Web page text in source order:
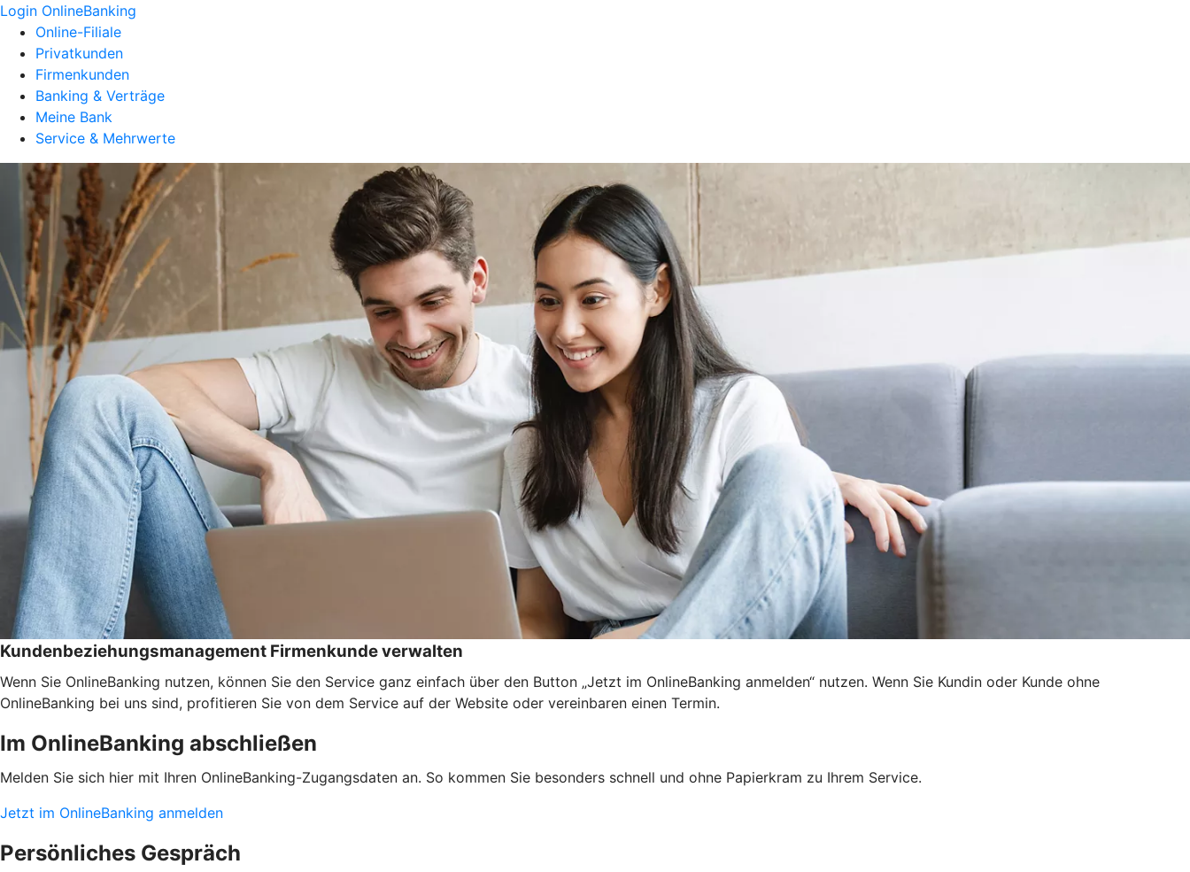
Login OnlineBanking
Online-Filiale
Privatkunden
Firmenkunden
Banking & Verträge
Meine Bank
Service & Mehrwerte
Kundenbeziehungsmanagement Firmenkunde verwalten
Wenn Sie OnlineBanking nutzen, können Sie den Service ganz einfach über den Button „Jetzt im OnlineBanking anmelden“ nutzen. Wenn Sie Kundin oder Kunde ohne
OnlineBanking bei uns sind, profitieren Sie von dem Service auf der Website oder vereinbaren einen Termin.
Im OnlineBanking abschließen
Melden Sie sich hier mit Ihren OnlineBanking-Zugangsdaten an. So kommen Sie besonders schnell und ohne Papierkram zu Ihrem Service.
Jetzt im OnlineBanking anmelden
Persönliches Gespräch